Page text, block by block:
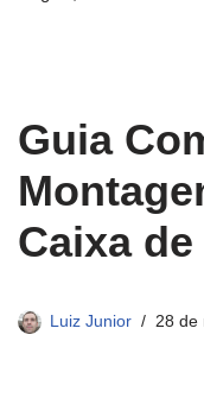
Guia
Caixa de
Luiz Junior 28 de